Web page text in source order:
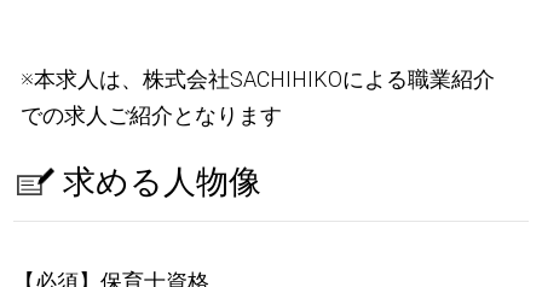
※本求人は、株式会社SACHIHIKOによる職業紹介
での求人ご紹介となります
求める人物像